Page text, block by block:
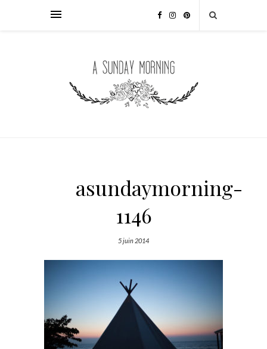
asundaymorning-
1146
5 juin 2014